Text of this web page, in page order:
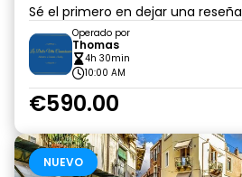
Sé el primero en dejar una reseña
Operado por
Thomas
4h 30min
10:00 AM
€590.00
NUEVO